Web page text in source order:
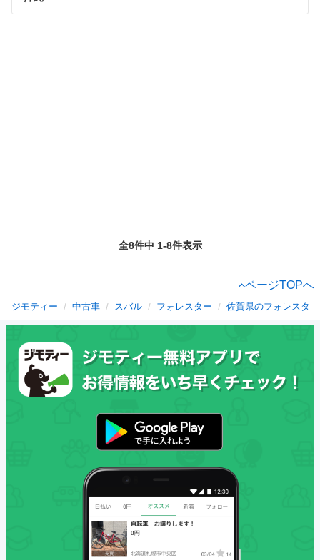
全8件中 1-8件表示
ページTOPへ
ジモティー 中古車 スバル フォレスター 佐賀県のフォレスター